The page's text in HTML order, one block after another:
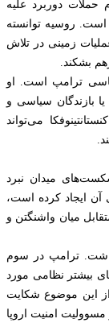
حملات دوربرد علیه
است. روسیه توانسته
زمینی در تلاش
بشکند.
ترامپ است. او
بازندگان سیاسی و
می‌تواند
میدان نبرد
آن ایجاد کرده است،
میان واشنگتن و
داشت. ترامپ در سوم
بیشتر نظامی مورد
از این موضوع شکایت
امنیت اروپا